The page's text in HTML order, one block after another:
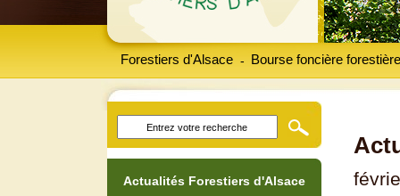
Forestiers d'Alsace Bourse foncière forestière
-
Actualités Forestiers d'Alsace